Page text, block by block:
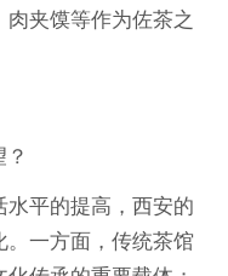
夹馍等作为佐茶之
平的提高，西安的
一方面，传统茶馆